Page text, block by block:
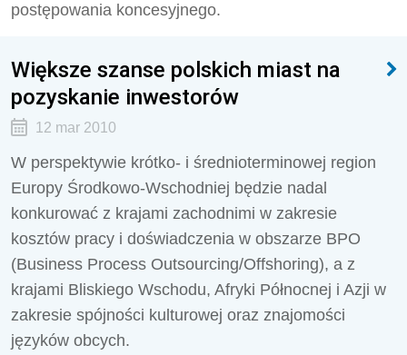
postępowania koncesyjnego.
Większe szanse polskich miast na
pozyskanie inwestorów
12 mar 2010
W perspektywie krótko- i średnioterminowej region
Europy Środkowo-Wschodniej będzie nadal
konkurować z krajami zachodnimi w zakresie
kosztów pracy i doświadczenia w obszarze BPO
(Business Process Outsourcing/Offshoring), a z
krajami Bliskiego Wschodu, Afryki Północnej i Azji w
zakresie spójności kulturowej oraz znajomości
języków obcych.